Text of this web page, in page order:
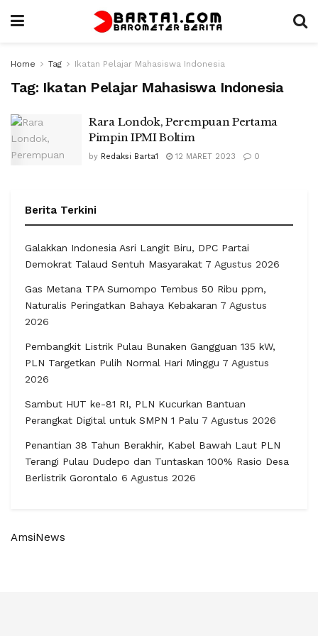
Home Tag Ikatan Pelajar Mahasiswa Indonesia
Tag: Ikatan Pelajar Mahasiswa Indonesia
Rara Londok, Perempuan Pertama
Pimpin IPMI Boltim
by Redaksi Barta1 12 MARET 2023 0
Berita Terkini
Galakkan Indonesia Asri Langit Biru, DPC Partai
Demokrat Talaud Sentuh Masyarakat 7 Agustus 2026
Gas Metana TPA Sumompo Tembus 50 Ribu ppm,
Naturalis Peringatkan Bahaya Kebakaran 7 Agustus
2026
Pembangkit Listrik Pulau Bunaken Gangguan 135 kW,
PLN Targetkan Pulih Normal Hari Minggu 7 Agustus
2026
Sambut HUT ke-81 RI, PLN Kucurkan Bantuan
Perangkat Digital untuk SMPN 1 Palu 7 Agustus 2026
Penantian 38 Tahun Berakhir, Kabel Bawah Laut PLN
Terangi Pulau Dudepo dan Tuntaskan 100% Rasio Desa
Berlistrik Gorontalo 6 Agustus 2026
AmsiNews